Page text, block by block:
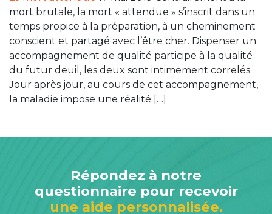
mort brutale, la mort « attendue » s’inscrit dans un
temps propice à la préparation, à un cheminement
conscient et partagé avec l’être cher. Dispenser un
accompagnement de qualité participe à la qualité
du futur deuil, les deux sont intimement correlés.
Jour après jour, au cours de cet accompagnement,
la maladie impose une réalité […]
Répondez à notre
questionnaire pour recevoir
une aide personnalisée.